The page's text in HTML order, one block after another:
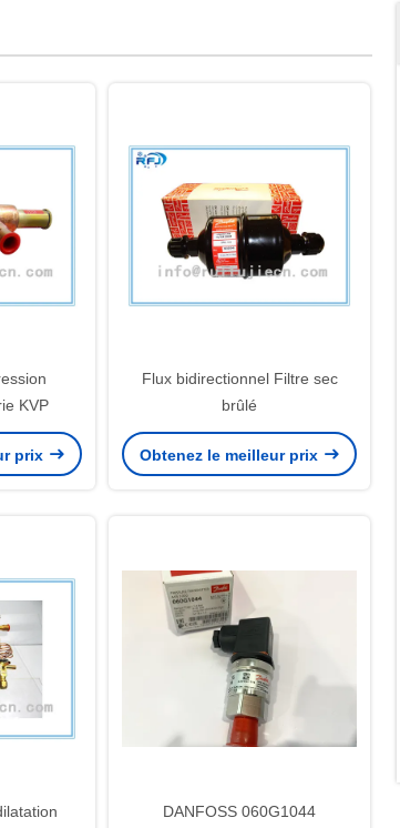
KVP
prix
Flux bidirectionnel Filtre sec
brûlé
Obtenez le meilleur prix
DANFOSS 060G1044